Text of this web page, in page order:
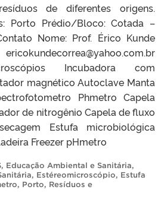
de diferentes origens.
Porto Prédio/Bloco: Cotada –
Nome: Prof. Érico Kunde
Incubadora com
magnético Autoclave Manta
Phmetro Capela
de nitrogênio Capela de fluxo
Estufa microbiológica
Freezer pHmetro
, Educação Ambiental e Sanitária,
, Estéreomicroscópio, Estufa
, Porto, Resíduos e